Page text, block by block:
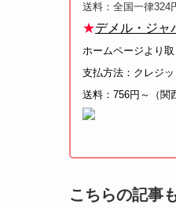
送料：全国一律324
★デメル・ジャ
ホームページより
支払方法：クレジ
送料：756円～（関